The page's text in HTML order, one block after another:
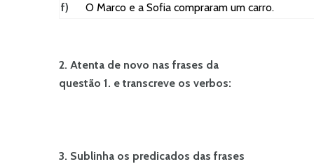
f) O Marco e a Sofia compraram um carro.
2. Atenta de novo nas frases da
questão 1. e transcreve os verbos:
3. Sublinha os predicados das frases